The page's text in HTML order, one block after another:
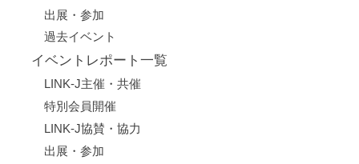
出展・参加
過去イベント
イベントレポート一覧
LINK-J主催・共催
特別会員開催
LINK-J協賛・協力
出展・参加